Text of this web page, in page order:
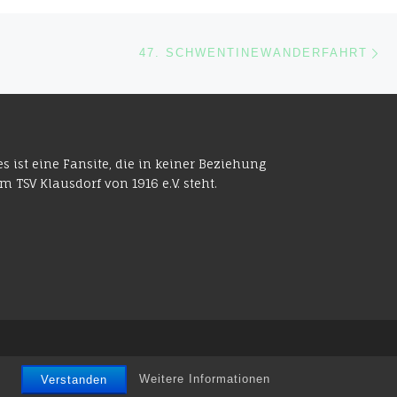
Verstanden Weitere Informationen
47. SCHWENTINEWANDERFAHRT
ist eine Fansite, die in keiner Beziehung
TSV Klausdorf von 1916 e.V. steht.